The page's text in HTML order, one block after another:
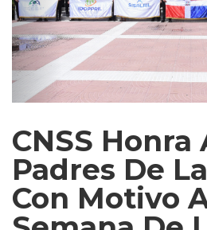
CNSS Honra
Padres De
Con Motivo